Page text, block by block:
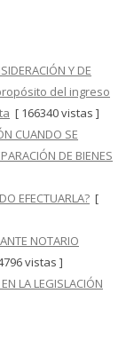
Y DE
propósito del ingreso
[ 166340 vistas ]
CUANDO SE
DE BIENES
EFECTUARLA? [
NOTARIO
vistas ]
LA LEGISLACIÓN